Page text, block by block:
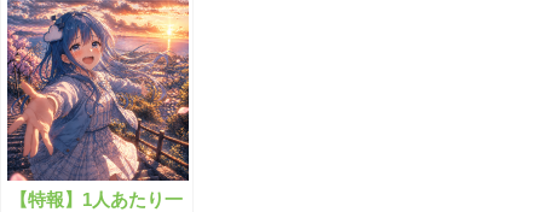
【特報】1人あたり一